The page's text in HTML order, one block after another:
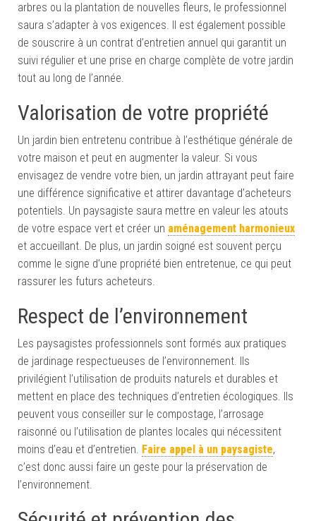
arbres ou la plantation de nouvelles fleurs, le professionnel
saura s’adapter à vos exigences. Il est également possible
de souscrire à un contrat d’entretien annuel qui garantit un
suivi régulier et une prise en charge complète de votre jardin
tout au long de l’année.
Valorisation de votre propriété
Un jardin bien entretenu contribue à l’esthétique générale de
votre maison et peut en augmenter la valeur. Si vous
envisagez de vendre votre bien, un jardin attrayant peut faire
une différence significative et attirer davantage d’acheteurs
potentiels. Un paysagiste saura mettre en valeur les atouts
de votre espace vert et créer un aménagement harmonieux
et accueillant. De plus, un jardin soigné est souvent perçu
comme le signe d’une propriété bien entretenue, ce qui peut
rassurer les futurs acheteurs.
Respect de l’environnement
Les paysagistes professionnels sont formés aux pratiques
de jardinage respectueuses de l’environnement. Ils
privilégient l’utilisation de produits naturels et durables et
mettent en place des techniques d’entretien écologiques. Ils
peuvent vous conseiller sur le compostage, l’arrosage
raisonné ou l’utilisation de plantes locales qui nécessitent
moins d’eau et d’entretien. Faire appel à un paysagiste,
c’est donc aussi faire un geste pour la préservation de
l’environnement.